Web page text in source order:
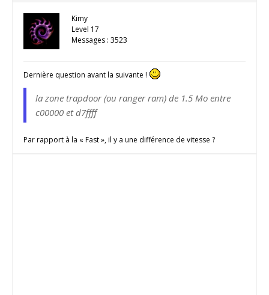
Kimy
Level 17
Messages : 3523
Dernière question avant la suivante !
la zone trapdoor (ou ranger ram) de 1.5 Mo entre
c00000 et d7ffff
Par rapport à la « Fast », il y a une différence de vitesse ?